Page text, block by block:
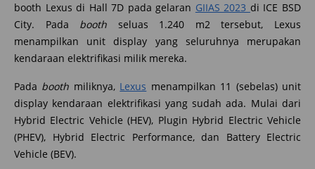
booth Lexus di Hall 7D pada gelaran GIIAS 2023 di ICE BSD
City. Pada booth seluas 1.240 m2 tersebut, Lexus
menampilkan unit display yang seluruhnya merupakan
kendaraan elektrifikasi milik mereka.
Pada booth miliknya, Lexus menampilkan 11 (sebelas) unit
display kendaraan elektrifikasi yang sudah ada. Mulai dari
Hybrid Electric Vehicle (HEV), Plugin Hybrid Electric Vehicle
(PHEV), Hybrid Electric Performance, dan Battery Electric
Vehicle (BEV).